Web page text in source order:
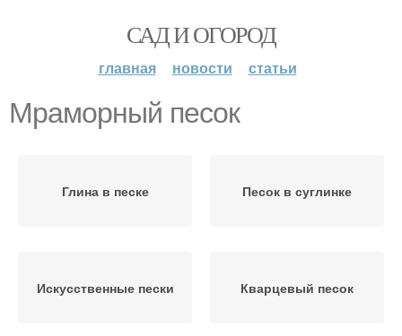
САД И ОГОРОД
главная новости статьи
Мраморный песок
Глина в песке Песок в суглинке
Искусственные пески Кварцевый песок